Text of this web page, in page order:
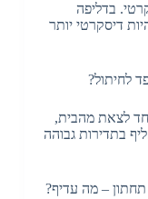
בדליפה
דיסקרטי יותר
לחיתול?
לצאת מהבית,
בתדירות גבוהה
– מה עדיף?